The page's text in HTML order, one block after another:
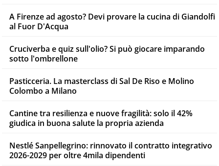
A Firenze ad agosto? Devi provare la cucina di Giandolfi
al Fuor D'Acqua
Cruciverba e quiz sull'olio? Si può giocare imparando
sotto l'ombrellone
Pasticceria. La masterclass di Sal De Riso e Molino
Colombo a Milano
Cantine tra resilienza e nuove fragilità: solo il 42%
giudica in buona salute la propria azienda
Nestlé Sanpellegrino: rinnovato il contratto integrativo
2026-2029 per oltre 4mila dipendenti